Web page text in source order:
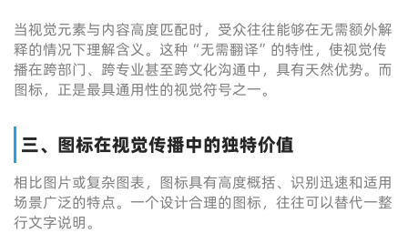
当视觉元素与内容高度匹配时，受众往往能够在无需额外解
释的情况下理解含义。这种“无需翻译”的特性，使视觉传
播在跨部门、跨专业甚至跨文化沟通中，具有天然优势。而
图标，正是最具通用性的视觉符号之一。
三、图标在视觉传播中的独特价值
相比图片或复杂图表，图标具有高度概括、识别迅速和适用
场景广泛的特点。一个设计合理的图标，往往可以替代一整
行文字说明。